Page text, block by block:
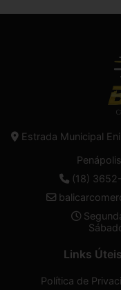
Estrada Municipal
(18)
Links Úteis
Política de